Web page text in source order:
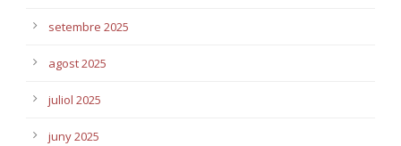
setembre 2025
agost 2025
juliol 2025
juny 2025